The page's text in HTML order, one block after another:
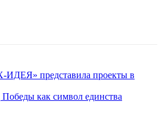
ИДЕЯ» представила проекты в
как символ единства